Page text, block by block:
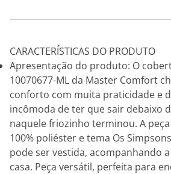
CARACTERÍSTICAS DO PRODUTO
Apresentação do produto: O
10070677-ML da Master Comfort
conforto com muita praticidade e
incômoda de ter que sair debaixo
naquele friozinho terminou. A
100% poliéster e tema Os
pode ser vestida, acompanhando
casa. Peça versátil, perfeita para